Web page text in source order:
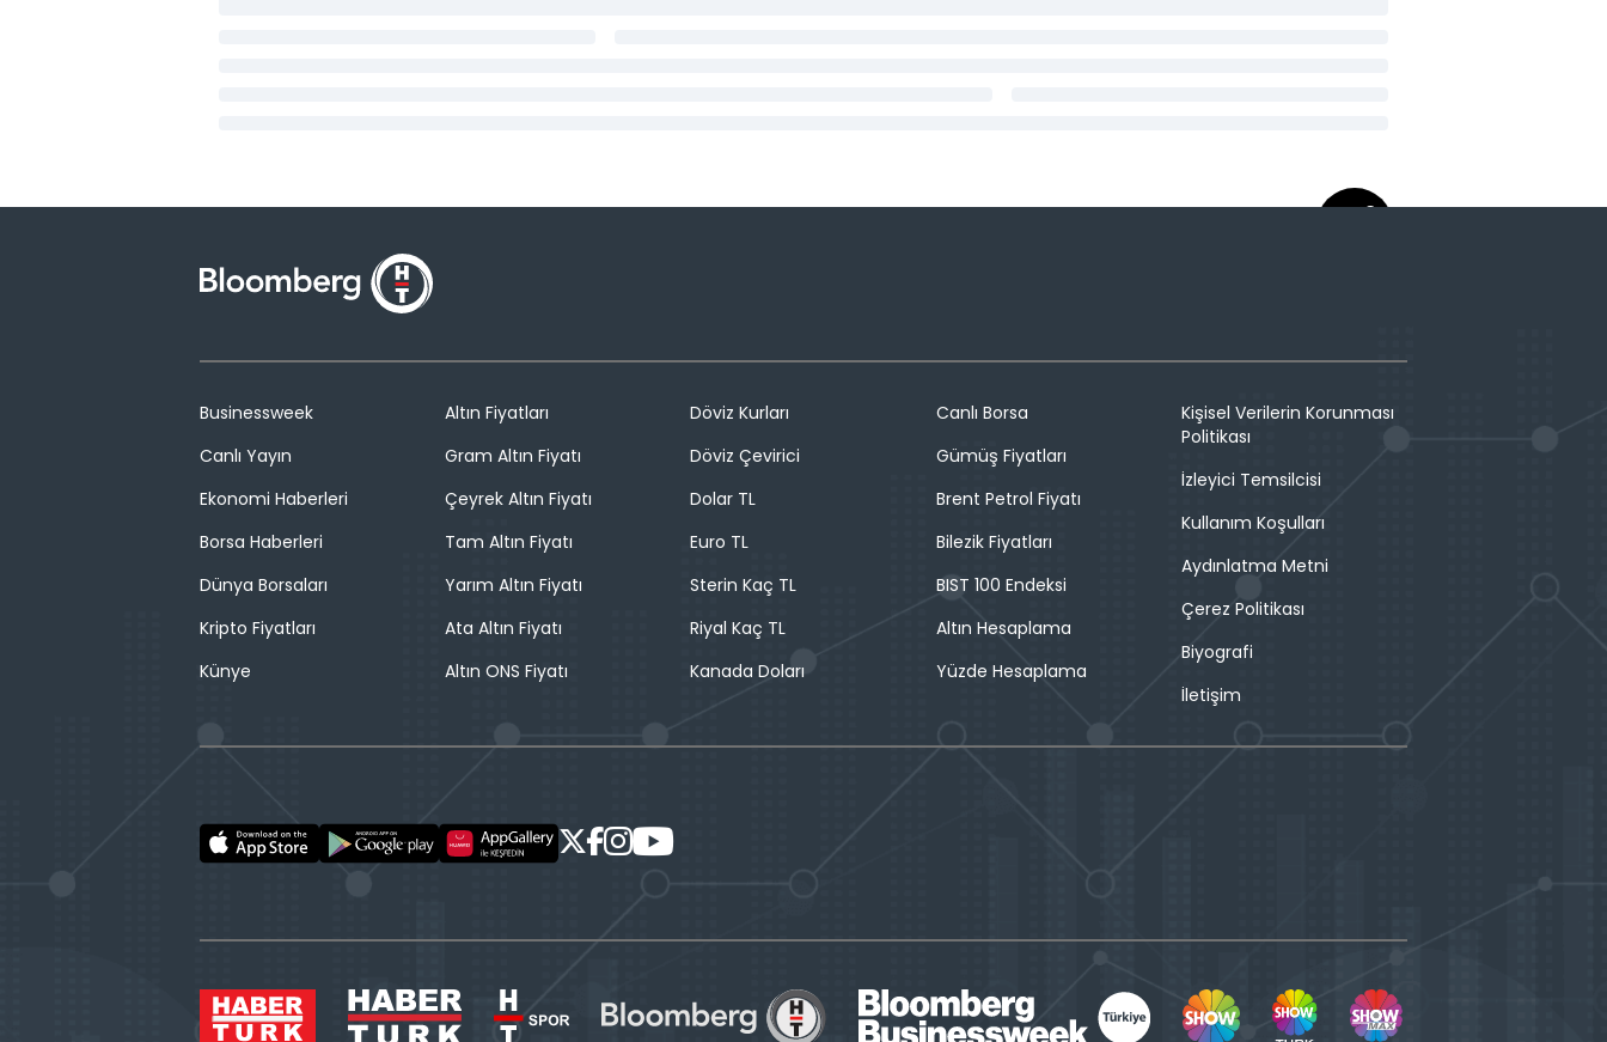
Businessweek
Canlı Yayın
Ekonomi Haberleri
Borsa Haberleri
Dünya Borsaları
Kripto Fiyatları
Künye
Altın Fiyatları
Gram Altın Fiyatı
Çeyrek Altın Fiyatı
Tam Altın Fiyatı
Yarım Altın Fiyatı
Ata Altın Fiyatı
Altın ONS Fiyatı
Döviz Kurları
Döviz Çevirici
Dolar TL
Euro TL
Sterin Kaç TL
Riyal Kaç TL
Kanada Doları
Canlı Borsa
Gümüş Fiyatları
Brent Petrol Fiyatı
Bilezik Fiyatları
BIST 100 Endeksi
Altın Hesaplama
Yüzde Hesaplama
Kişisel Verilerin Korunması
Politikası
İzleyici Temsilcisi
Kullanım Koşulları
Aydınlatma Metni
Çerez Politikası
Biyografi
İletişim